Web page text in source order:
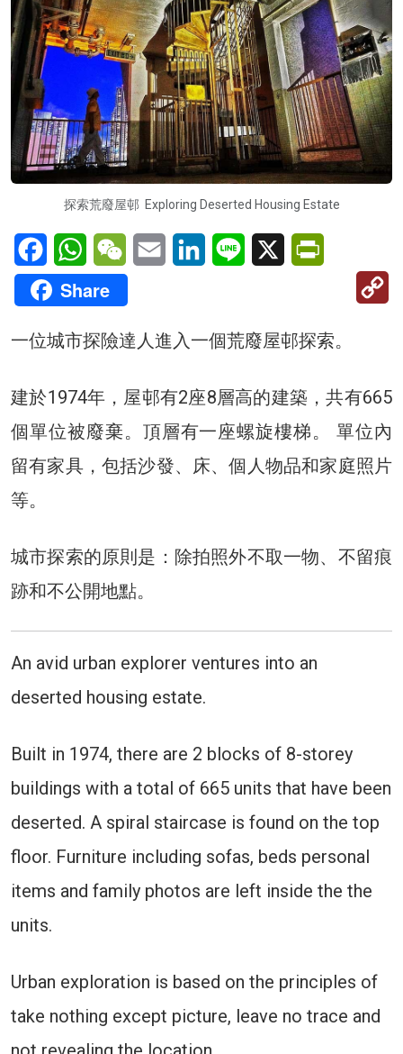
探索荒廢屋邨 Exploring Deserted Housing Estate
FacebookWhatsAppWeChatEmail LinkedInLine X
Share
一位城市探險達人進入一個荒廢屋邨探索。
建於1974年，屋邨有2座8層高的建築，共有665
個單位被廢棄。頂層有一座螺旋樓梯。 單位內
留有家具，包括沙發、床、個人物品和家庭照片
等。
城市探索的原則是：除拍照外不取一物、不留痕
跡和不公開地點。
An avid urban explorer ventures into an
deserted housing estate.
Built in 1974, there are 2 blocks of 8-storey
buildings with a total of 665 units that have been
deserted. A spiral staircase is found on the top
floor. Furniture including sofas, beds personal
items and family photos are left inside the the
units.
Urban exploration is based on the principles of
take nothing except picture, leave no trace and